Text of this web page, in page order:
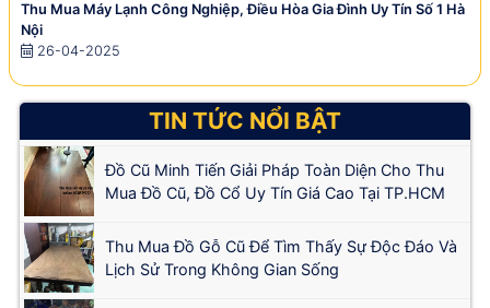
Thu Mua Máy Lạnh Công Nghiệp, Điều Hòa Gia Đình Uy Tín Số 1 Hà
Nội
26-04-2025
TIN TỨC NỔI BẬT
Đồ Cũ Minh Tiến Giải Pháp Toàn Diện Cho Thu
Mua Đồ Cũ, Đồ Cổ Uy Tín Giá Cao Tại TP.HCM
Thu Mua Đồ Gỗ Cũ Để Tìm Thấy Sự Độc Đáo Và
Lịch Sử Trong Không Gian Sống